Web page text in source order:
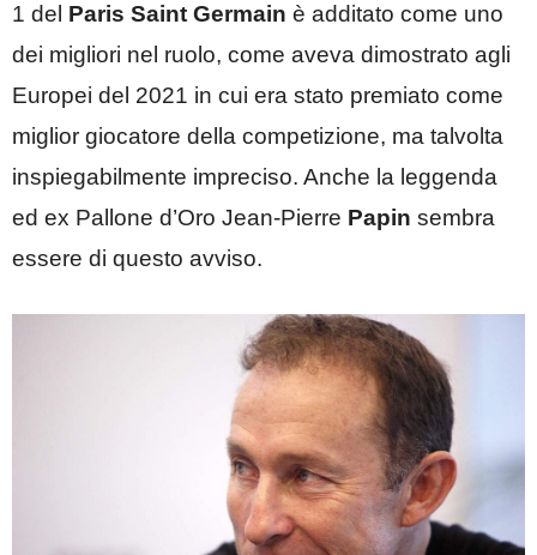
1 del Paris Saint Germain è additato come uno
dei migliori nel ruolo, come aveva dimostrato agli
Europei del 2021 in cui era stato premiato come
miglior giocatore della competizione, ma talvolta
inspiegabilmente impreciso. Anche la leggenda
ed ex Pallone d’Oro Jean-Pierre Papin sembra
essere di questo avviso.